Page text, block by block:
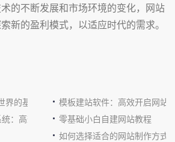
的不断发展和市场环境的变化，网站
新的盈利模式，以适应时代的需求。
的基石
模板建站软件：高效开启网站
：高效与便捷的完美结合零基础小白自建网站教程
如何选择适合的网站制作方式